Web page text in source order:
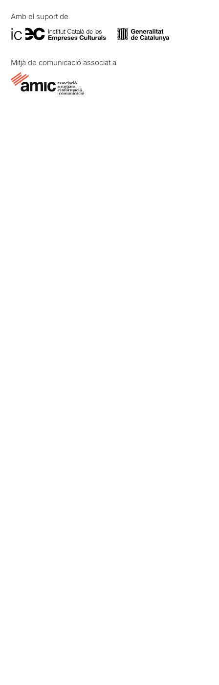
Amb el suport de
Mitjà de comunicació associat a